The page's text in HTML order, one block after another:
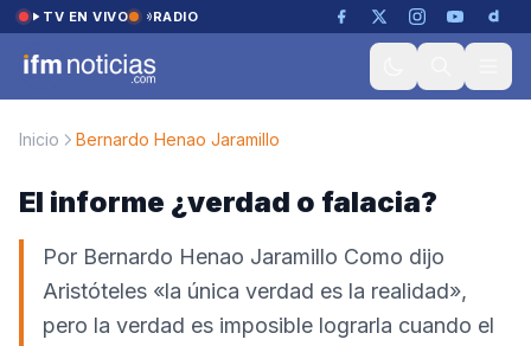
Saltar al contenido
TV EN VIVO RADIO
Inicio Bernardo Henao Jaramillo
El informe ¿verdad o falacia?
Por Bernardo Henao Jaramillo Como dijo
Aristóteles «la única verdad es la realidad»,
pero la verdad es imposible lograrla cuando el